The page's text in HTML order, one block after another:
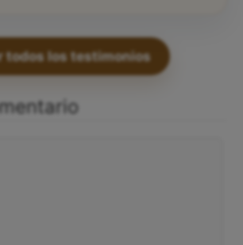
todos los testimonios